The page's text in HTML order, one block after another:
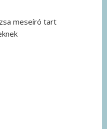
meseíró tart